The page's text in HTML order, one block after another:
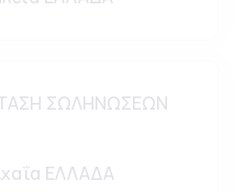
ΣΩΛΗΝΩΣΕΩΝ
ΕΛΛΑΔΑ